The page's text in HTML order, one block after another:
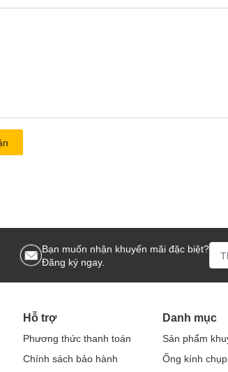
Bạn muốn nhận khuyến mãi đặc biệt?
Đăng ký ngay.
Hỗ trợ
Phương thức thanh toán
Chính sách bảo hành
Danh mục
Sản phẩm
Ống kính